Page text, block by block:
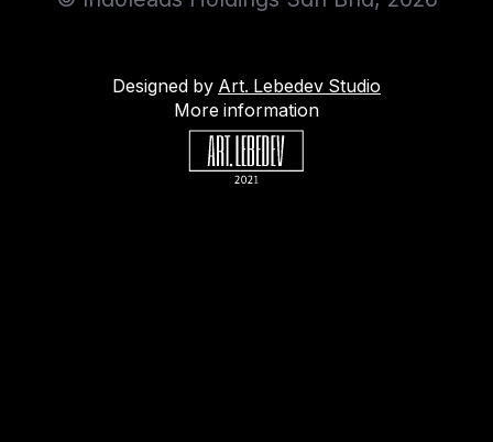
Designed by Art. Lebedev Studio
More information